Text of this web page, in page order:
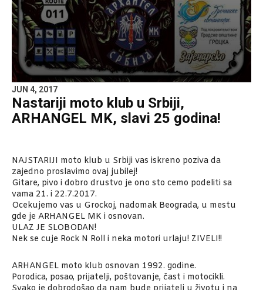
JUN 4, 2017
Nastariji moto klub u Srbiji,
ARHANGEL MK, slavi 25 godina!
NAJSTARIJI moto klub u Srbiji vas iskreno poziva da
zajedno proslavimo ovaj jubilej!
Gitare, pivo i dobro drustvo je ono sto cemo podeliti sa
vama 21. i 22.7.2017.
Ocekujemo vas u Grockoj, nadomak Beograda, u mestu
gde je ARHANGEL MK i osnovan.
ULAZ JE SLOBODAN!
Nek se cuje Rock N Roll i neka motori urlaju! ZIVELI!!
ARHANGEL moto klub osnovan 1992. godine.
Porodica, posao, prijatelji, poštovanje, čast i motocikli.